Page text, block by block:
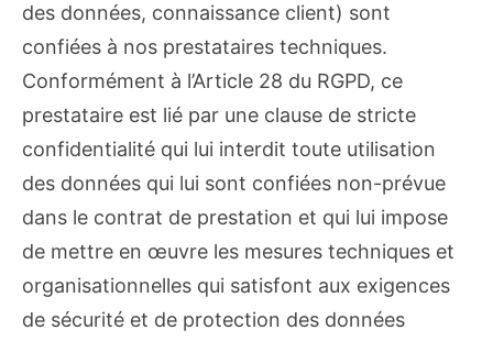
des données, connaissance client) sont
confiées à nos prestataires techniques.
Conformément à l’Article 28 du RGPD, ce
prestataire est lié par une clause de stricte
confidentialité qui lui interdit toute utilisation
des données qui lui sont confiées non-prévue
dans le contrat de prestation et qui lui impose
de mettre en œuvre les mesures techniques et
organisationnelles qui satisfont aux exigences
de sécurité et de protection des données